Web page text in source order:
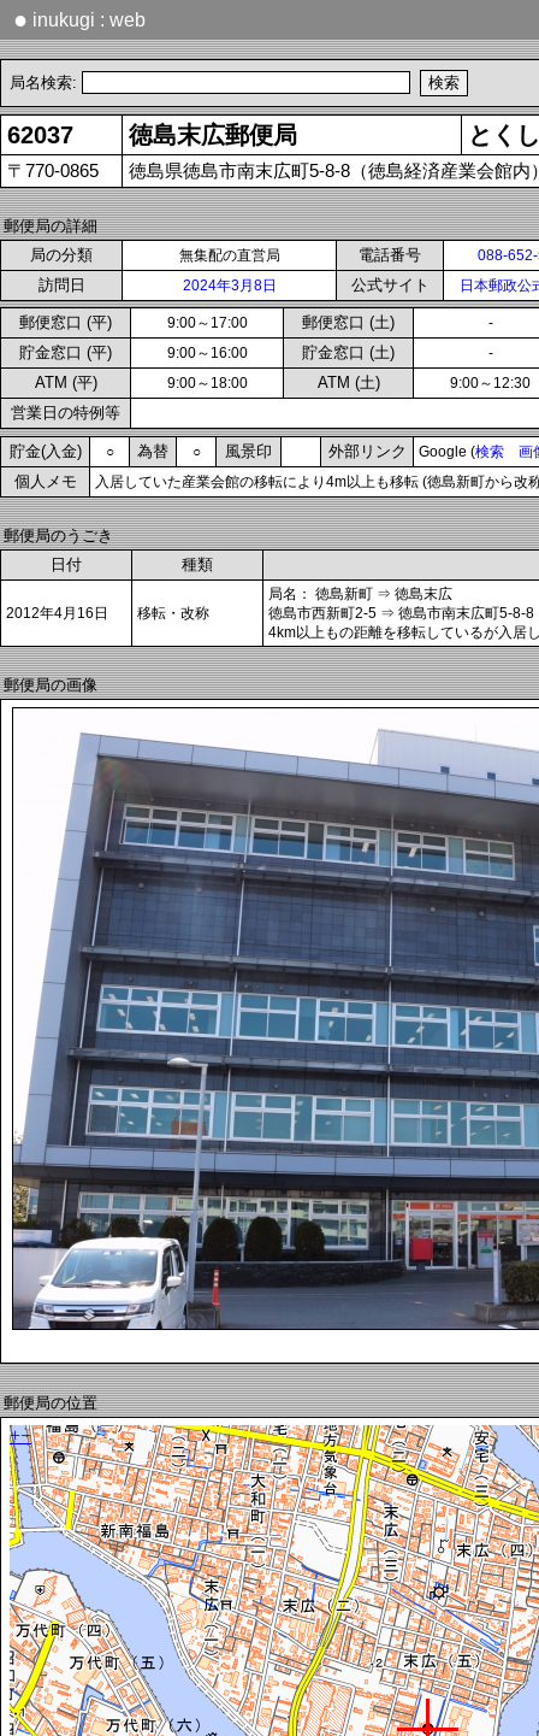
● inukugi : web
局名検索:
62037 徳島末広郵便局 とく
〒770-0865 徳島県徳島市南末広町5-8-8（徳島経済産業会館内
郵便局の詳細
局の分類
無集配の直営局 電話番号 088-
訪問日 2024年3月8日 公式サイト 日本郵政公
郵便窓口 (平) 9:00～17:00 郵便窓口 (土) -
貯金窓口 (平) 9:00～16:00 貯金窓口 (土) -
ATM (平) 9:00～18:00 ATM (土) 9:00～12:30
営業日の特例等
貯金(入金) ○ 為替 ○ 風景印 外部リンク Google (検索 画
個人メモ 入居していた産業会館の移転により4m以上も移転 (徳島新町から改
郵便局のうごき
日付
種類
2012年4月16日 移転・改称
局名： 徳島新町 ⇒ 徳島末広
徳島市西新町2-5 ⇒ 徳島市南末広町5-8-8
4km以上もの距離を移転しているが入居
郵便局の画像
郵便局の位置